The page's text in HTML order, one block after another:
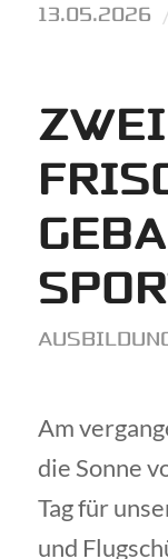
13.05.2026
Am
die Sonne
Tag für
und